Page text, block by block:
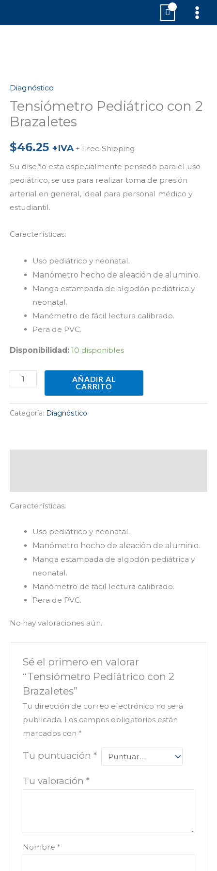
Diagnóstico
Tensiómetro Pediátrico con 2
Brazaletes
$46.25 +IVA + Free Shipping
Su diseño esta especialmente pensado para el uso
pediátrico, se usa para realizar toma de presión
arterial en general, ideal para personal médico y
estudiantil.
Características:
Uso pediátrico y neonatal.
Manómetro hecho de aleación de aluminio.
Manga estampada de algodón pediátrica y
neonatal.
Manómetro de fácil lectura calibrado.
Pera de PVC.
Disponibilidad: 10 disponibles
con
2
Brazaletes
cantidad
AÑADIR AL
CARRITO
Categoría: Diagnóstico
Características:
Uso pediátrico y neonatal.
Manómetro hecho de aleación de aluminio.
Manga estampada de algodón pediátrica y
neonatal.
Manómetro de fácil lectura calibrado.
Pera de PVC.
No hay valoraciones aún.
Sé el primero en valorar
“Tensiómetro Pediátrico con 2
Brazaletes”
Tu dirección de correo electrónico no será
publicada. Los campos obligatorios están
marcados con *
Tu puntuación *
Tu valoración *
Nombre *